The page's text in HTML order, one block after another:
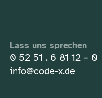
Lass uns sprechen
0 52 51 . 6 81 12 – 0
info@code-x.de